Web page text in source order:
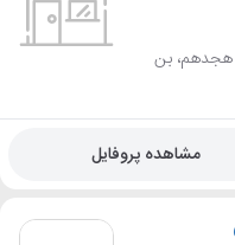
هجدهم، بن
مشاهده پروفایل